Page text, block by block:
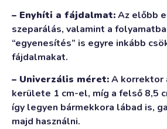
– Enyhíti a fájdalmat:Az előbb
szeparálás, valamint a
“egyenesítés” is egyre inkább
fájdalmakat.
– Univerzális méret:A korrektor
kerülete 1 cm-el, míg a felső 8,5
így legyen bármekkora lábad is,
majd használni.